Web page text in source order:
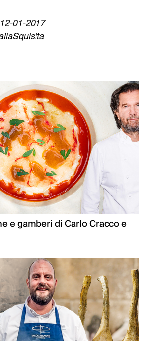
12-01-2017
e gamberi di Carlo Cracco e